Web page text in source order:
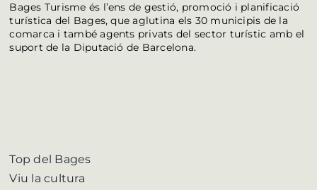
Bages Turisme és l’ens de gestió, promoció i planificació
turística del Bages, que aglutina els 30 municipis de la
comarca i també agents privats del sector turístic amb el
suport de la Diputació de Barcelona.
Top del Bages
Viu la cultura